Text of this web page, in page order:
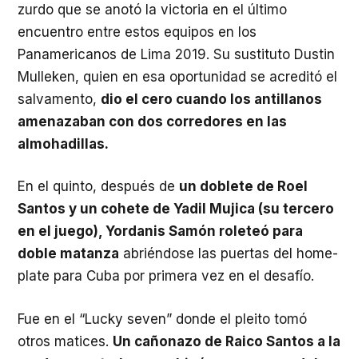
zurdo que se anotó la victoria en el último
encuentro entre estos equipos en los
Panamericanos de Lima 2019. Su sustituto Dustin
Mulleken, quien en esa oportunidad se acreditó el
salvamento, dio el cero cuando los antillanos
amenazaban con dos corredores en las
almohadillas.
En el quinto, después de un doblete de Roel
Santos y un cohete de Yadil Mujica (su tercero
en el juego), Yordanis Samón roleteó para
doble matanza abriéndose las puertas del home-
plate para Cuba por primera vez en el desafío.
Fue en el “Lucky seven” donde el pleito tomó
otros matices. Un cañonazo de Raico Santos a la